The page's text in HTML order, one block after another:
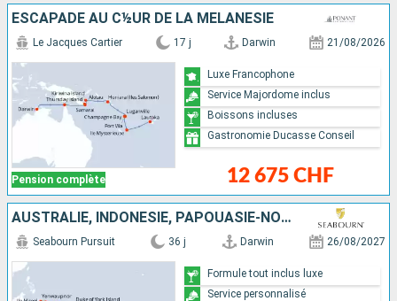
ESCAPADE AU C½UR DE LA MÉLANÉSIE
Pension complète
Le Jacques Cartier 17 j Darwin 21/08/2026
12 675 CHF
Luxe Francophone
Service Majordome inclus
Boissons incluses
Gastronomie Ducasse Conseil
AUSTRALIE, INDONÉSIE, PAPOUASIE-NOUVELLE-GUINÉE, ÎLES SALOMON, VANUATU, FIDJI (ÎLES), TONGA, SAMOA, ÎLES COOK, FRANCE
Seabourn Pursuit 36 j Darwin 26/08/2027
Formule tout inclus luxe
Service personnalisé